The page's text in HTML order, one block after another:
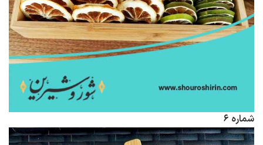
شماره ۶